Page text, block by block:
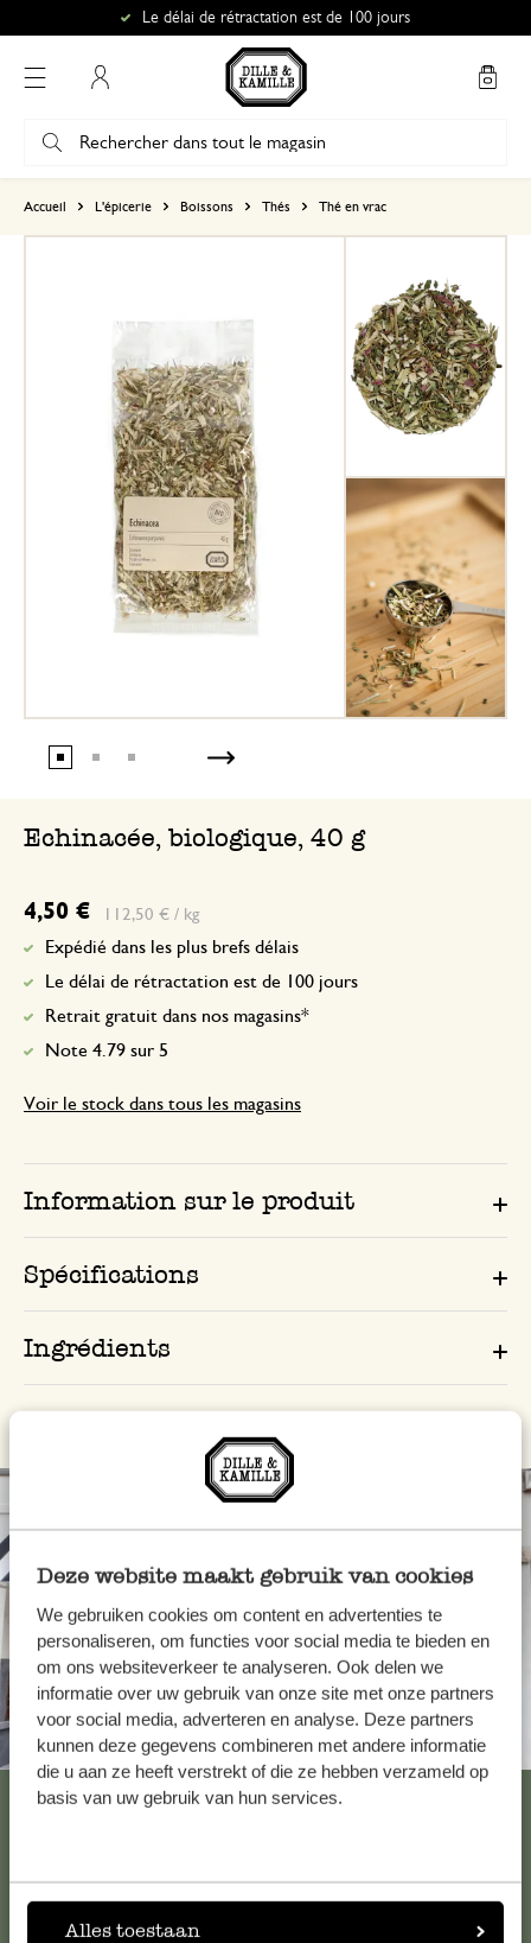
Deze website maakt gebruik van cookies
We gebruiken cookies om content en advertenties te
personaliseren, om functies voor social media te bieden en
om ons websiteverkeer te analyseren. Ook delen we
informatie over uw gebruik van onze site met onze partners
voor social media, adverteren en analyse. Deze partners
kunnen deze gegevens combineren met andere informatie
die u aan ze heeft verstrekt of die ze hebben verzameld op
basis van uw gebruik van hun services.
Alles toestaan
Le délai de rétractation est de 100 jours
Accueil L'épicerie Boissons Thés Thé en vrac
Echinacée, biologique, 40 g
4,50 € 112,50 € / kg
Expédié dans les plus brefs délais
Le délai de rétractation est de 100 jours
Retrait gratuit dans nos magasins*
Note 4.79 sur 5
Voir le stock dans tous les magasins
Information sur le produit
Spécifications
Ingrédients
Toujours à proximité
Voir les 62 magasins
Service clientèle